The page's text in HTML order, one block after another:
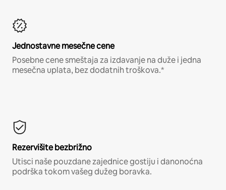
Jednostavne mesečne cene
Posebne cene smeštaja za izdavanje na duže i jedna
mesečna uplata, bez dodatnih troškova.*
Rezervišite bezbrižno
Utisci naše pouzdane zajednice gostiju i danonoćna
podrška tokom vašeg dužeg boravka.